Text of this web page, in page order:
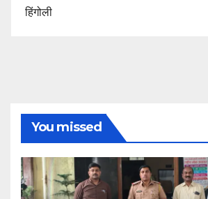
हिंगोली
You missed